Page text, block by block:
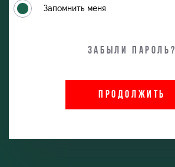
Запомнить меня
Забыли пароль?
ПРОДОЛЖИТЬ